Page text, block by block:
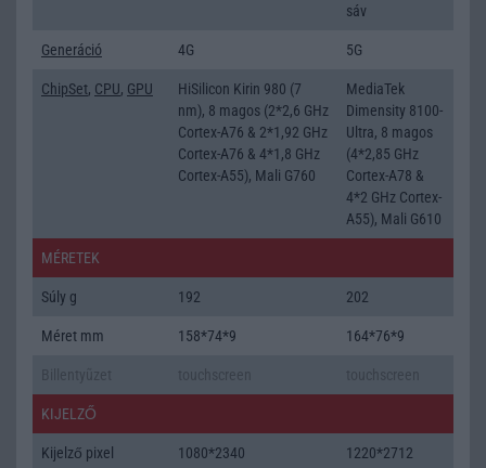
sáv
Generáció 4G 5G
ChipSet, CPU, GPU
HiSilicon Kirin 980 (7
nm), 8 magos (2*2,6 GHz
Cortex-A76 & 2*1,92 GHz
Cortex-A76 & 4*1,8 GHz
Cortex-A55), Mali G760
MediaTek
Dimensity 8100-
Ultra, 8 magos
(4*2,85 GHz
Cortex-A78 &
4*2 GHz Cortex-
A55), Mali G610
MÉRETEK
Súly g 192 202
Méret mm 158*74*9 164*76*9
KIJELZŐ
Kijelző pixel 1080*2340 1220*2712